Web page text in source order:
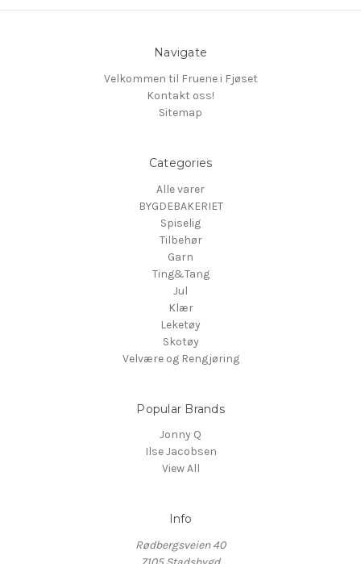
Navigate
Velkommen til Fruene i Fjøset
Kontakt oss!
Sitemap
Categories
Alle varer
BYGDEBAKERIET
Spiselig
Tilbehør
Garn
Ting&Tang
Jul
Klær
Leketøy
Skotøy
Velvære og Rengjøring
Popular Brands
Jonny Q
Ilse Jacobsen
View All
Info
Rødbergsveien 40